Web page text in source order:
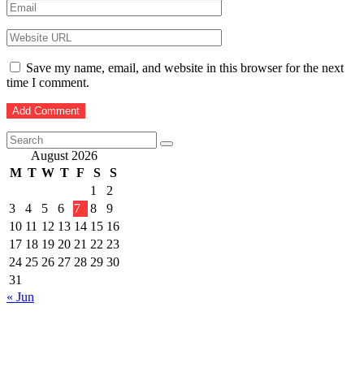
Save my name, email, and website in this browser for the next
time I comment.
August 2026
M T W T F S
S
1
2
3
4 5 6 7 8
9
10 11 12 13 14 15 16
17 18 19 20 21 22 23
24 25 26 27 28 29 30
31
« Jun